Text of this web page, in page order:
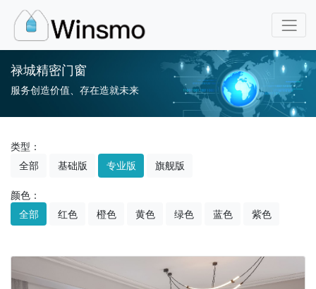
禄城精密门窗
服务创造价值、存在造就未来
类型：
全部
基础版 专业版 旗舰版
颜色：
全部
红色 橙色 黄色 绿色 蓝色 紫色